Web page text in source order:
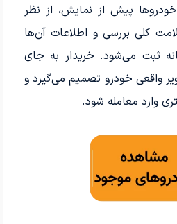
پیش از نمایش، از نظر
کلی بررسی و اطلاعات آن‌ها
ثبت می‌شود. خریدار به جای
واقعی خودرو تصمیم می‌گیرد و
وارد معامله شود.